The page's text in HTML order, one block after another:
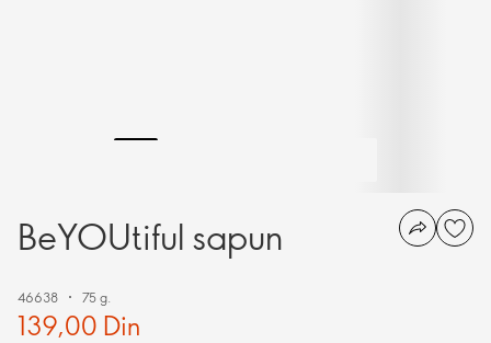
BeYOUtiful sapun
46638 75 g.
139,00 Din